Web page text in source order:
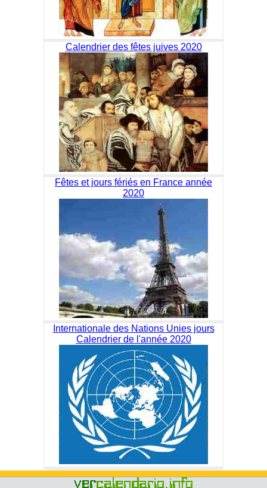
Calendrier des fêtes juives 2020
Fêtes et jours fériés en France année
2020
Internationale des Nations Unies jours
Calendrier de l'année 2020